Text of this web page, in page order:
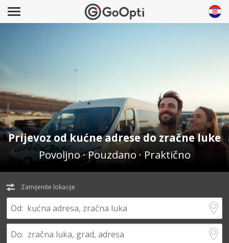
Prijevoz od kućne adrese do zračne luke
Povoljno · Pouzdano · Praktično
Zamijenite lokacije